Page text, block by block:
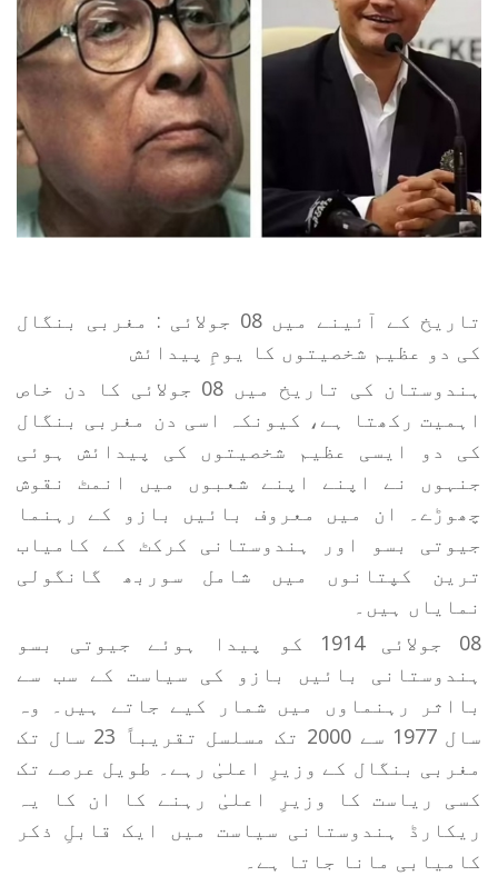
تاریخ کے آئینے میں 08 جولائی : مغربی بنگال
کی دو عظیم شخصیتوں کا یومِ پیدائش
ہندوستان کی تاریخ میں 08 جولائی کا دن خاص
اہمیت رکھتا ہے، کیونکہ اسی دن مغربی بنگال
کی دو ایسی عظیم شخصیتوں کی پیدائش ہوئی
جنہوں نے اپنے اپنے شعبوں میں انمٹ نقوش
چھوڑے۔ ان میں معروف بائیں بازو کے رہنما
جیوتی بسو اور ہندوستانی کرکٹ کے کامیاب
ترین کپتانوں میں شامل سوربھ گانگولی
نمایاں ہیں۔
08 جولائی 1914 کو پیدا ہوئے جیوتی بسو
ہندوستانی بائیں بازو کی سیاست کے سب سے
بااثر رہنماوں میں شمار کیے جاتے ہیں۔ وہ
سال 1977 سے 2000 تک مسلسل تقریباً 23 سال تک
مغربی بنگال کے وزیرِ اعلیٰ رہے۔ طویل عرصے تک
کسی ریاست کا وزیرِ اعلیٰ رہنے کا ان کا یہ
ریکارڈ ہندوستانی سیاست میں ایک قابلِ ذکر
کامیابی مانا جاتا ہے۔